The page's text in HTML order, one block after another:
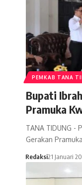
PEMKAB TANA
Bupati
Pramuka
TANA TIDUNG -
Gerakan
Redaksi21 Januari